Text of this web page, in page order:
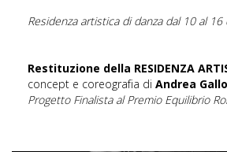
Residenza artistica di danza dal 10 al
Restituzione della RESIDENZA
concept e coreografia di Andrea
Progetto Finalista al Premio Equilibrio